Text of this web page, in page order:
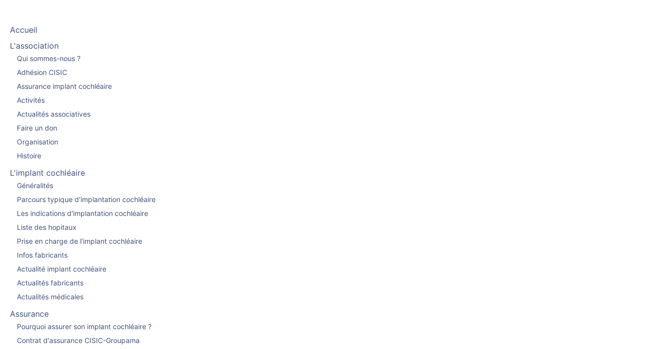
Accueil
L'association
Qui sommes-nous ?
Adhésion CISIC
Assurance implant cochléaire
Activités
Actualités associatives
Faire un don
Organisation
Histoire
L'implant cochléaire
Généralités
Parcours typique d'implantation cochléaire
Les indications d'implantation cochléaire
Liste des hopitaux
Prise en charge de l'implant cochléaire
Infos fabricants
Actualité implant cochléaire
Actualités fabricants
Actualités médicales
Assurance
Pourquoi assurer son implant cochléaire ?
Contrat d'assurance CISIC-Groupama